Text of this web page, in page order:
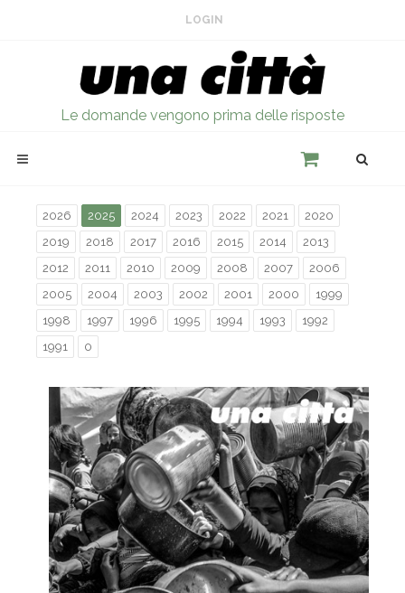
LOGIN
Le domande vengono prima delle risposte
2026 2025 2024 2023 2022 2021
2020
2019
2018 2017 2016 2015 2014
2013
2012
2011 2010 2009 2008 2007
2006
2005
2004 2003 2002 2001 2000
1999
1998
1997 1996 1995 1994 1993
1992
1991
0